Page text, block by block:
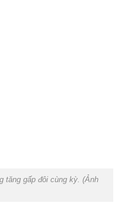
tăng gấp đôi cùng kỳ. (Ảnh